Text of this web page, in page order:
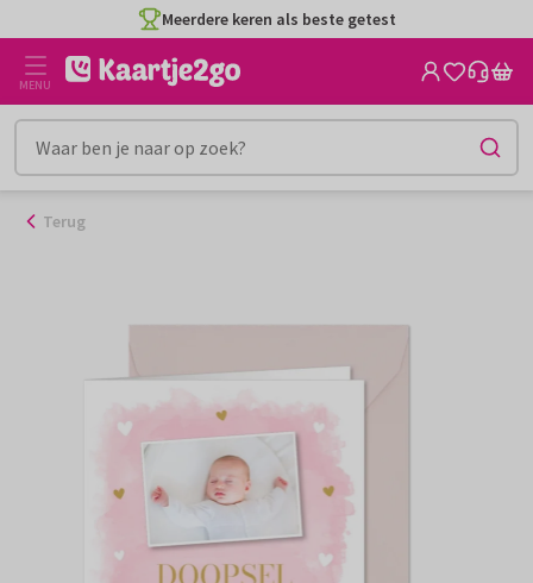
naar
inhoud
Meerdere keren als beste getest
MENU
Terug